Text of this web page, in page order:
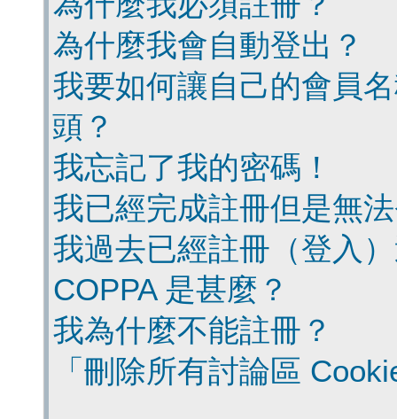
為什麼我會自動登出？
我要如何讓自己的會員
頭？
我忘記了我的密碼！
我已經完成註冊但是無
我過去已經註冊（登入
COPPA 是甚麼？
我為什麼不能註冊？
「刪除所有討論區